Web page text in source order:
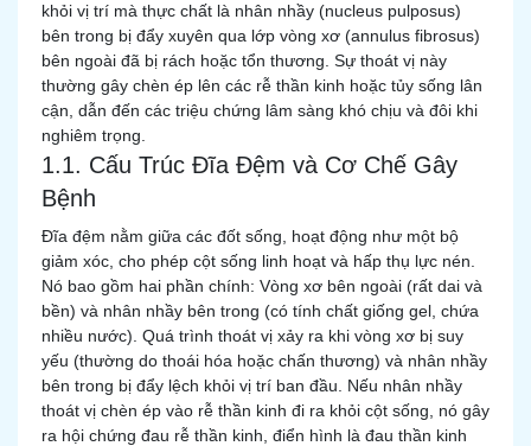
khỏi vị trí mà thực chất là nhân nhầy (nucleus pulposus)
bên trong bị đẩy xuyên qua lớp vòng xơ (annulus fibrosus)
bên ngoài đã bị rách hoặc tổn thương. Sự thoát vị này
thường gây chèn ép lên các rễ thần kinh hoặc tủy sống lân
cận, dẫn đến các triệu chứng lâm sàng khó chịu và đôi khi
nghiêm trọng.
1.1. Cấu Trúc Đĩa Đệm và Cơ Chế Gây
Bệnh
Đĩa đệm nằm giữa các đốt sống, hoạt động như một bộ
giảm xóc, cho phép cột sống linh hoạt và hấp thụ lực nén.
Nó bao gồm hai phần chính: Vòng xơ bên ngoài (rất dai và
bền) và nhân nhầy bên trong (có tính chất giống gel, chứa
nhiều nước). Quá trình thoát vị xảy ra khi vòng xơ bị suy
yếu (thường do thoái hóa hoặc chấn thương) và nhân nhầy
bên trong bị đẩy lệch khỏi vị trí ban đầu. Nếu nhân nhầy
thoát vị chèn ép vào rễ thần kinh đi ra khỏi cột sống, nó gây
ra hội chứng đau rễ thần kinh, điển hình là đau thần kinh